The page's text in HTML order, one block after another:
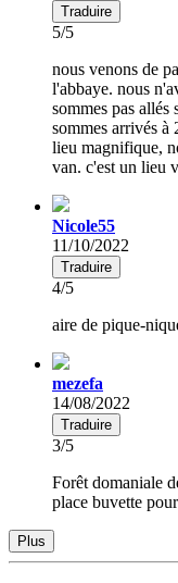
Traduire
5/5
nous venons de
l'abbaye. nous
sommes pas allés
sommes arrivés à
lieu magnifique,
van. c'est un lieu
Nicole55
11/10/2022
Traduire
4/5
aire de pique-
mezefa
14/08/2022
Traduire
3/5
Forêt domaniale
place buvette
Plus